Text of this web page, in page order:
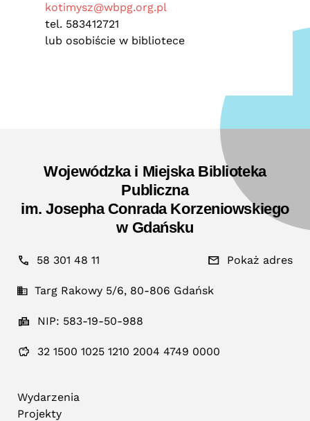
kotimysz@wbpg.org.pl
tel. 583412721
lub osobiście w bibliotece
Wojewódzka i Miejska Biblioteka
Publiczna
im. Josepha Conrada Korzeniowskiego
w Gdańsku
58 301 48 11 Pokaż adres
Targ Rakowy 5/6, 80-806 Gdańsk
NIP: 583-19-50-988
32 1500 1025 1210 2004 4749 0000
Wydarzenia
Projekty